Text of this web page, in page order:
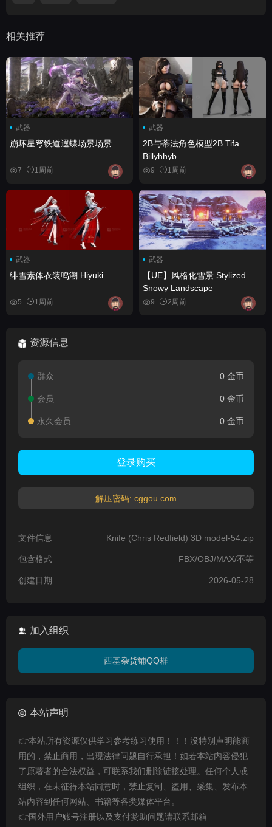
相关推荐
武器
崩坏星穹铁道遐蝶场景场景
7 1周前
武器
2B与蒂法角色模型2B Tifa
Billyhhyb
9 1周前
武器
绯雪素体衣装鸣潮 Hiyuki
5 1周前
武器
【UE】风格化雪景 Stylized
Snowy Landscape
9 2周前
资源信息
群众 0 金币
会员 0 金币
永久会员 0 金币
登录购买
解压密码: cggou.com
文件信息 Knife (Chris Redfield) 3D model-54.zip
包含格式 FBX/OBJ/MAX/不等
创建日期 2026-05-28
加入组织
西基杂货铺QQ群
本站声明
👉本站所有资源仅供学习参考练习使用！！！没特别声明能商
用的，禁止商用，出现法律问题自行承担！如若本站内容侵犯
了原著者的合法权益，可联系我们删除链接处理。任何个人或
组织，在未征得本站同意时，禁止复制、盗用、采集、发布本
站内容到任何网站、书籍等各类媒体平台。
👉国外用户账号注册以及支付赞助问题请联系邮箱